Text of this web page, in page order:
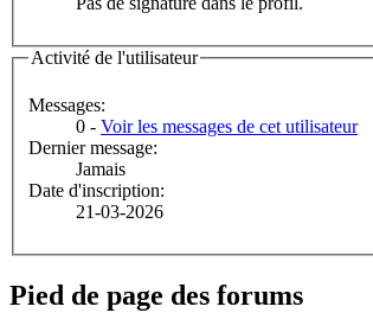
Activité de l'utilisateur
Messages:
0 - Voir les messages de cet utilisateur
Dernier message:
Jamais
Date d'inscription:
21-03-2026
Pied de page des forums